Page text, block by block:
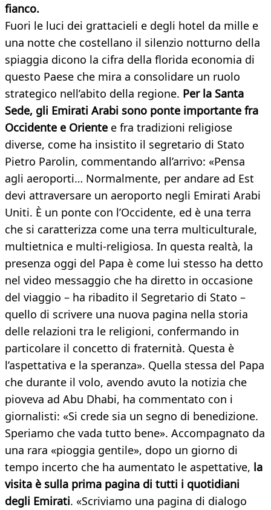
fianco.
Fuori le luci dei grattacieli e degli hotel da mille e
una notte che costellano il silenzio notturno della
spiaggia dicono la cifra della florida economia di
questo Paese che mira a consolidare un ruolo
strategico nell’abito della regione. Per la Santa
Sede, gli Emirati Arabi sono ponte importante fra
Occidente e Oriente e fra tradizioni religiose
diverse, come ha insistito il segretario di Stato
Pietro Parolin, commentando all’arrivo: «Pensa
agli aeroporti… Normalmente, per andare ad Est
devi attraversare un aeroporto negli Emirati Arabi
Uniti. È un ponte con l’Occidente, ed è una terra
che si caratterizza come una terra multiculturale,
multietnica e multi-religiosa. In questa realtà, la
presenza oggi del Papa è come lui stesso ha detto
nel video messaggio che ha diretto in occasione
del viaggio – ha ribadito il Segretario di Stato –
quello di scrivere una nuova pagina nella storia
delle relazioni tra le religioni, confermando in
particolare il concetto di fraternità. Questa è
l’aspettativa e la speranza». Quella stessa del Papa
che durante il volo, avendo avuto la notizia che
pioveva ad Abu Dhabi, ha commentato con i
giornalisti: «Si crede sia un segno di benedizione.
Speriamo che vada tutto bene». Accompagnato da
una rara «pioggia gentile», dopo un giorno di
tempo incerto che ha aumentato le aspettative, la
visita è sulla prima pagina di tutti i quotidiani
degli Emirati. «Scriviamo una pagina di dialogo